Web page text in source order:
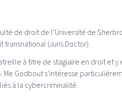
de droit de l’Université de
transnational (Juris Doctor).
à titre de stagiaire en droit et
Me Godbout s’intéresse
à la cybercriminalité.